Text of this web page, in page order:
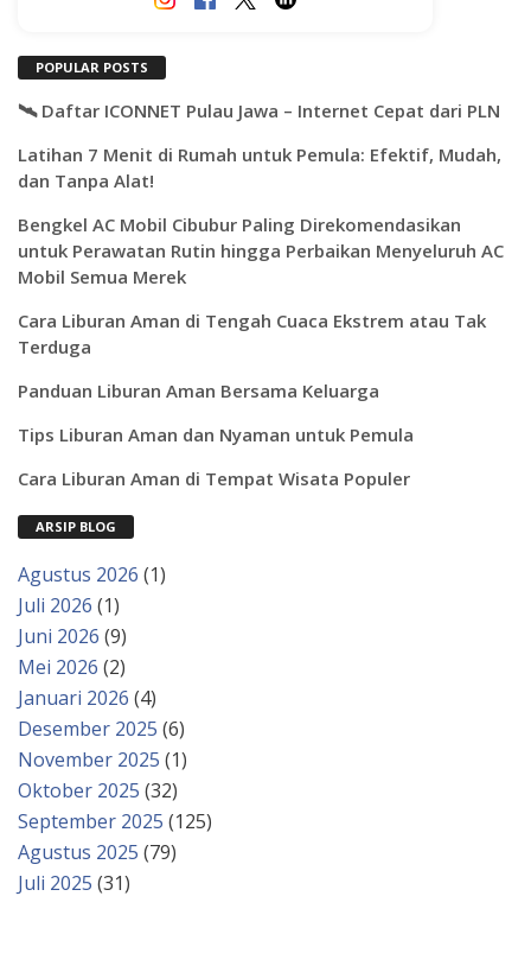
POPULAR POSTS
🛰️ Daftar ICONNET Pulau Jawa – Internet Cepat dari PLN
Latihan 7 Menit di Rumah untuk Pemula: Efektif, Mudah,
dan Tanpa Alat!
Bengkel AC Mobil Cibubur Paling Direkomendasikan
untuk Perawatan Rutin hingga Perbaikan Menyeluruh AC
Mobil Semua Merek
Cara Liburan Aman di Tengah Cuaca Ekstrem atau Tak
Terduga
Panduan Liburan Aman Bersama Keluarga
Tips Liburan Aman dan Nyaman untuk Pemula
Cara Liburan Aman di Tempat Wisata Populer
ARSIP BLOG
Agustus 2026 (1)
Juli 2026 (1)
Juni 2026 (9)
Mei 2026 (2)
Januari 2026 (4)
Desember 2025 (6)
November 2025 (1)
Oktober 2025 (32)
September 2025 (125)
Agustus 2025 (79)
Juli 2025 (31)